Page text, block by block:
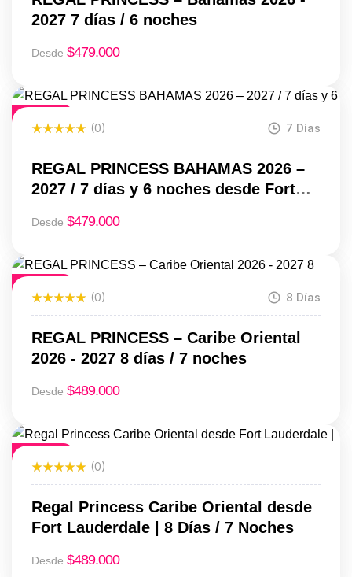
2027 7 días / 6 noches
Desde $479.000
Destacado
(0) 7 Días
REGAL PRINCESS BAHAMAS 2026 –
2027 / 7 días y 6 noches desde Fort
Desde $479.000
Destacado
(0) 8 Días
REGAL PRINCESS – Caribe Oriental
2026 - 2027 8 días / 7 noches
Desde $489.000
Destacado
(0)
Regal Princess Caribe Oriental desde
Fort Lauderdale | 8 Días / 7 Noches
Desde $489.000